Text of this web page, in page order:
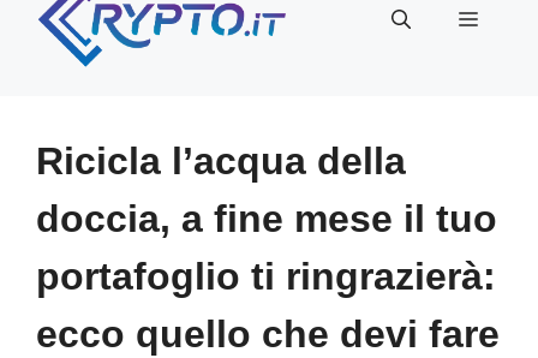
contenuto
Menu
Ricicla l’acqua della
doccia, a fine mese il tuo
portafoglio ti ringrazierà:
ecco quello che devi fare